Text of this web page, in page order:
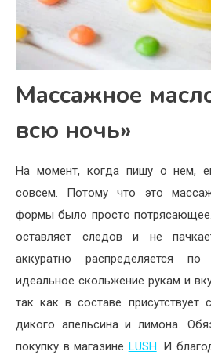
Массажное
всю ночь»
На момент, когда пишу о нем,
совсем. Потому что это
формы было просто
оставляет следов и не
аккуратно распределяется
идеальное скольжение рукам и
так как в составе присутствует
дикого апельсина и лимона.
покупку в магазине LUSH. И